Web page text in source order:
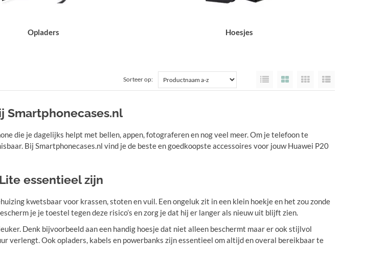
Opladers Hoesjes
Sorteer op:
Smartphonecases.nl
die je dagelijks helpt met bellen, appen, fotograferen en nog veel meer. Om je telefoon te
Bij Smartphonecases.nl vind je de beste en goedkoopste accessoires voor jouw Huawei P20
essentieel zijn
kwetsbaar voor krassen, stoten en vuil. Een ongeluk zit in een klein hoekje en het zou zonde
je je toestel tegen deze risico’s en zorg je dat hij er langer als nieuw uit blijft zien.
Denk bijvoorbeeld aan een handig hoesje dat niet alleen beschermt maar er ook stijlvol
verlengt. Ook opladers, kabels en powerbanks zijn essentieel om altijd en overal bereikbaar te